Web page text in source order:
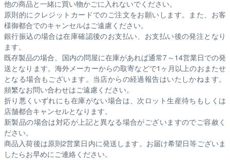
他の商品と一緒に買い物かごに入れないでください。
原則的にクレジットカードでのご注文をお願いします。また、お客
様御都合でのキャンセルはご遠慮ください。
銀行振込の場合は在庫確認後のお支払い、お支払い後の発注となり
ます。
既存製品の場合、国内の問屋に在庫があれば通常7～14営業日での発
送となります。海外メーカーからの取寄などで1ヶ月以上のおまたせ
となる場合もございます。 当店からの経過報告はいたしかねます。
頻繁なお問い合わせはご遠慮ください。
折り悪くいずれにも在庫がない場合は、次ロット生産待ちもしくは
店舗都合キャンセルとなります。
新製品の場合は対応が上記と異なる場合がございますのでご容赦く
ださい。
商品入荷後は原則2営業日内に発送します。お届け希望日等ございま
したらお早めにご連絡ください。